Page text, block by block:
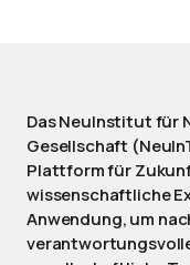
Das NeuInstitut für
Gesellschaft
Plattform für
wissenschaftliche
Anwendung, um